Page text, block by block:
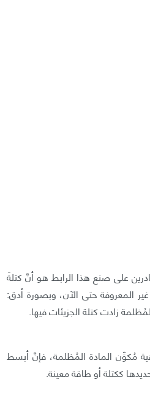
على صنع هذا الرابط هو أنَّ كتلةَ
المعروفة حتى الآن، وبصورة أدق:
زادت كتلة الجزيئات فيها.
مُكوِّن المادة المُظلمة، فإنَّ أبسط
ككتلة أو طاقة معينة.